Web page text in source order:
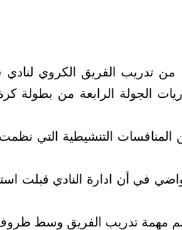
من تدريب الفريق الكروي
الجولة الرابعة من بطولة
المنافسات التنشيطية التي
في أن ادارة النادي قبلت
مهمة تدريب الفريق وسط